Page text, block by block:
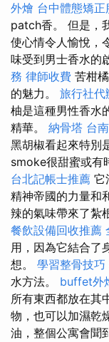
外燴 台中體態矯正
patch香。 但是，
使心情令人愉悅，
味受到男士香水的
務 律師收費 苦柑
的魅力。 旅行社代
柚是這種男性香水
精華。 納骨塔 台
黑胡椒看起來特別
smoke很甜蜜或有
台北記帳士推薦 它
精神帝國的力量和
辣的氣味帶來了紮
餐飲設備回收推薦
用，因為它結合了
想。 學習整骨技巧
水方法。 buffet外
所有東西都放在其
物，也可以加濕乾
油，整個公寓會聞